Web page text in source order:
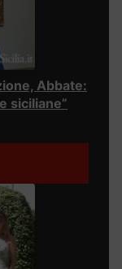
Abbate:
siciliane”